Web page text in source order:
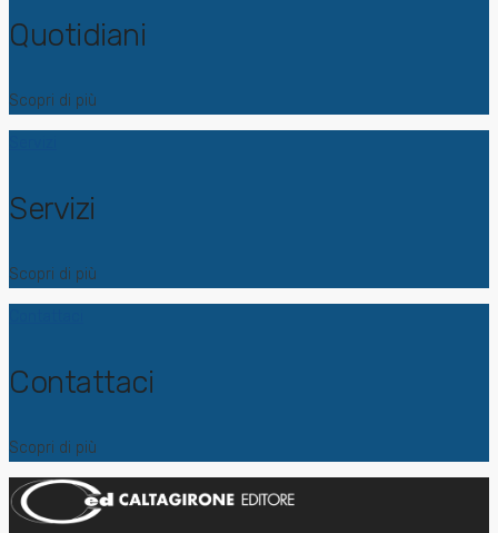
Quotidiani
Scopri di più
Servizi
Scopri di più
Contattaci
Scopri di più